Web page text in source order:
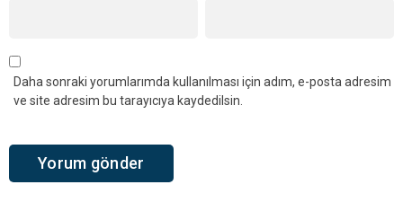
Daha sonraki yorumlarımda kullanılması için adım, e-posta adresim
ve site adresim bu tarayıcıya kaydedilsin.